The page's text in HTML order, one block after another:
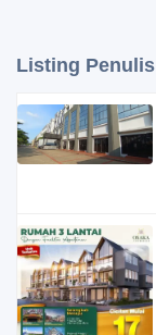
Listing Penulis